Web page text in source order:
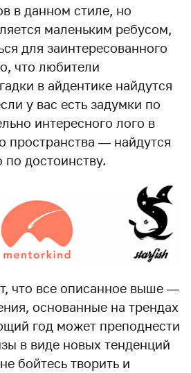
в данном стиле, но
маленьким ребусом,
для заинтересованного
что любители
в айдентике найдутся
у вас есть задумки по
интересного лого в
пространства — найдутся
по достоинству.
что все описанное выше —
основанные на трендах
год может преподнести
в виде новых тенденций
бойтесь творить и